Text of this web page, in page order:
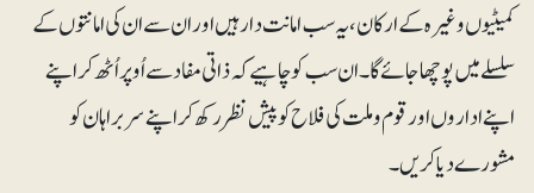
کمیٹیوں وغیرہ کے ارکان، یہ سب امانت دار ہیں اور ان سے ان کی امانتوں کے
سلسلے میں پوچھا جائے گا۔ ان سب کو چاہیے کہ ذاتی مفاد سے اُوپر اُٹھ کر اپنے
اپنے اداروں اور قوم و ملت کی فلاح کو پیش نظر رکھ کر اپنے سربراہان کو
مشورے دیا کریں۔